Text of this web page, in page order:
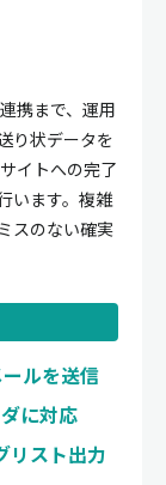
携まで、運用
り状データを
イトへの完了
います。複雑
スのない確実
ルを送信
に対応
リスト出力